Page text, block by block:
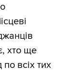
хто ще
всіх тих